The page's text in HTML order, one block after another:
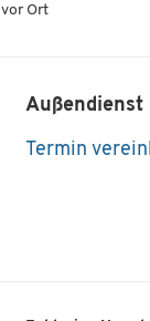
vor Ort
Außendienst
Termin